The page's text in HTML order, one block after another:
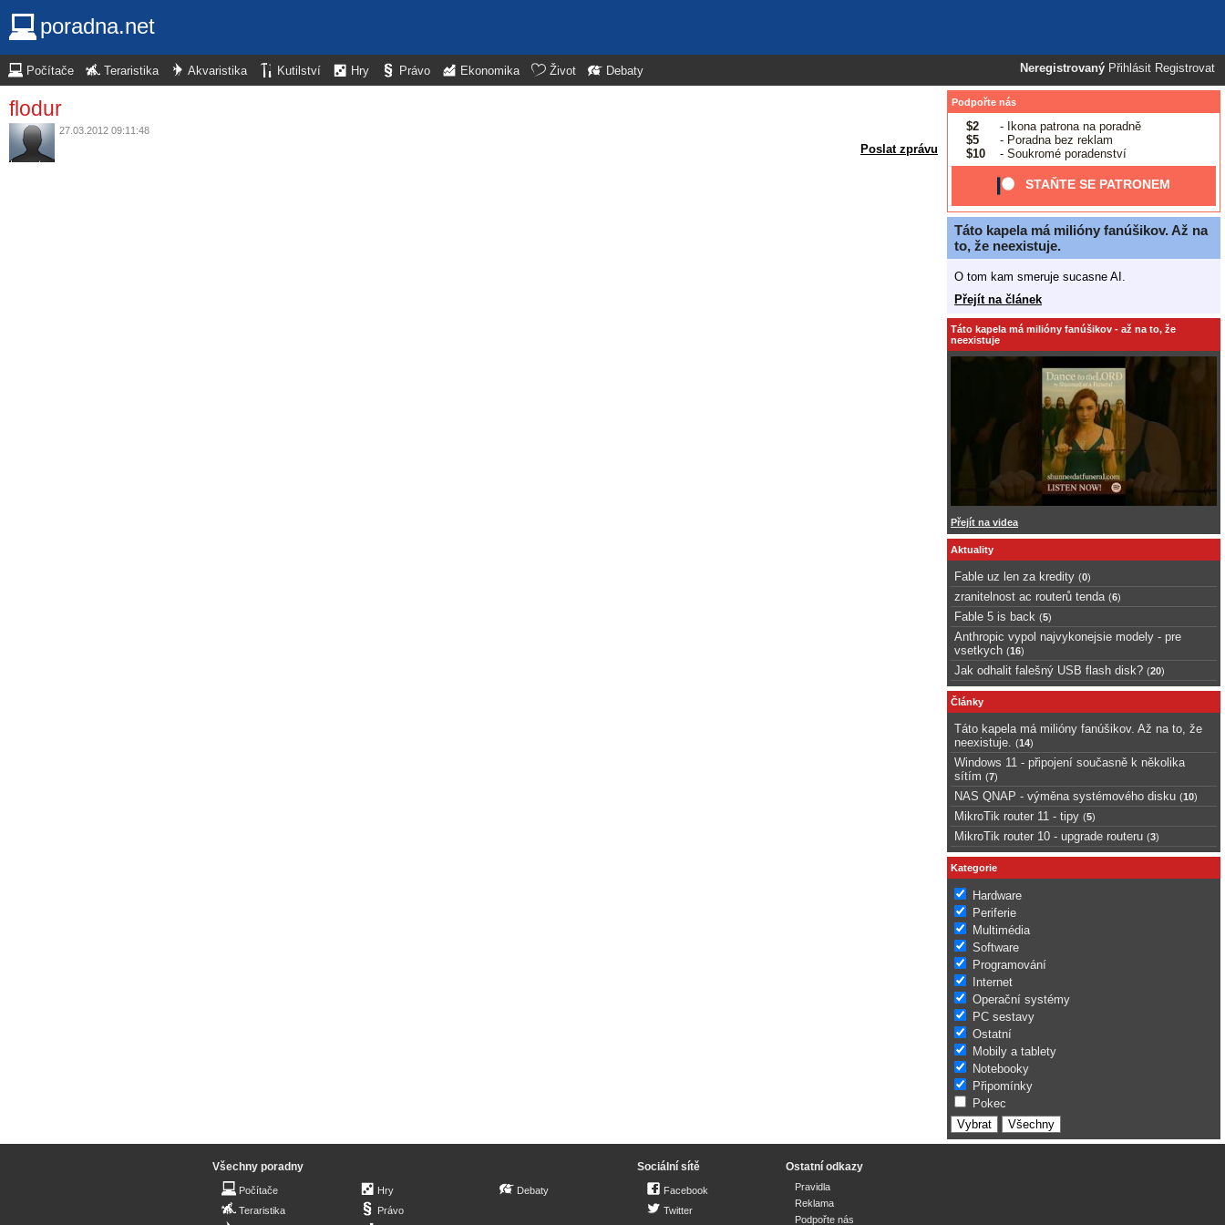
poradna.net
Neregistrovaný Přihlásit Registrovat
Počítače Teraristika Akvaristika Kutilství Hry Právo Ekonomika Život Debaty
flodur
27.03.2012 09:11:48
Poslat zprávu
Podpořte nás
$2
- Ikona patrona na poradně
$5
- Poradna bez reklam
$10
- Soukromé poradenství
STAŇTE SE PATRONEM
Táto kapela má milióny fanúšikov. Až na
to, že neexistuje.
O tom kam smeruje sucasne AI.
Přejít na článek
Táto kapela má milióny fanúšikov - až na to, že
neexistuje
Přejít na videa
Aktuality
Fable uz len za kredity (0)
zranitelnost ac routerů tenda (6)
Fable 5 is back (5)
Anthropic vypol najvykonejsie modely - pre
vsetkych (16)
Jak odhalit falešný USB flash disk? (20)
Články
Táto kapela má milióny fanúšikov. Až na to, že
neexistuje.
(14)
Windows 11 - připojení současně k několika
sítím (7)
NAS QNAP - výměna systémového disku (10)
MikroTik router 11 - tipy (5)
MikroTik router 10 - upgrade routeru (3)
Kategorie
Hardware
Periferie
Multimédia
Software
Programování
Internet
Operační systémy
PC sestavy
Ostatní
Mobily a tablety
Notebooky
Připomínky
Pokec
Všechny poradny
Počítače
Teraristika
Hry
Právo
Debaty
Sociální sítě
Facebook
Twitter
Ostatní odkazy
Pravidla
Reklama
Podpořte nás